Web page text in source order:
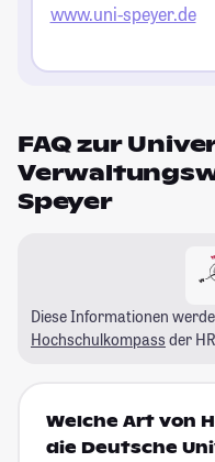
www.uni-speyer.de
FAQ zur
Speyer
Diese Informationen
Hochschulkompass der
Welche Art von
die Deutsche